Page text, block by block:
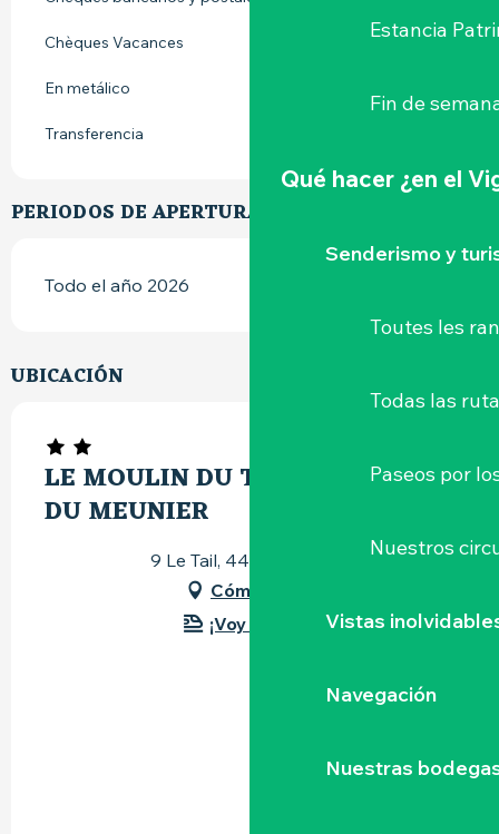
Estancia
Fin de
Qué hacer ¿en el
Senderismo y
Toutes les
Todas las
Paseos por
Nuestros
Vistas
Navegación
Nuestras
Chèques Vacances
En metálico
Transferencia
PERIODOS DE APERTURA
Todo el año 2026
UBICACIÓN
LE MOULIN DU TAIL - LA VIGIE
DU MEUNIER
9 Le Tail, 44190 Gétigné
Cómo llegar
¡Voy en tren!